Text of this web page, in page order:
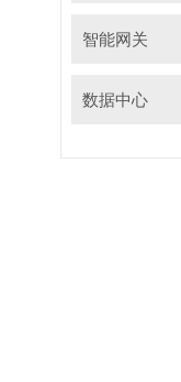
智能网关
数据中心